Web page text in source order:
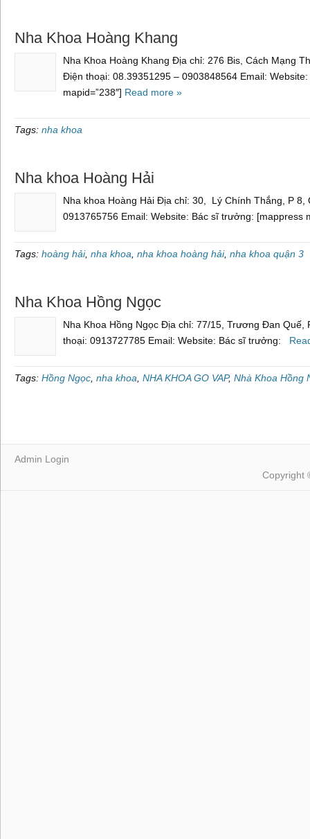
Nha Khoa Hoàng Khang
Nha Khoa Hoàng Khang Địa chỉ: 276 Bis, Cách Mạng
Điện thoại: 08.39351295 – 0903848564 Email:
mapid=”238″] Read more »
Tags: nha khoa
Nha khoa Hoàng Hải
Nha khoa Hoàng Hải Địa chỉ: 30, Lý Chính Thắng, P 8,
0913765756 Email: Website: Bác sĩ trưởng: [mappress
Tags: hoàng hải, nha khoa nha khoa hoàng hải, nha khoa quận 3
Nha Khoa Hồng Ngọc
Nha Khoa Hồng Ngọc Địa chỉ: 77/15, Trương Đan Quế,
thoại: 0913727785 Email: Website: Bác sĩ trưởng:
Tags: Hồng Ngọc nha khoa NHA KHOA GO VAP, Nhà Khoa Hồng
Admin Login
Copyright